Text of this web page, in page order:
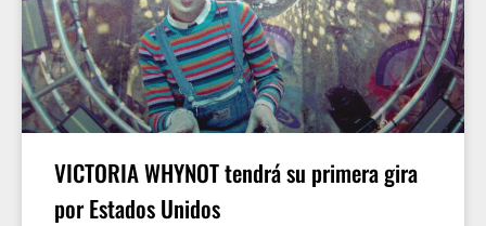
VICTORIA WHYNOT tendrá su primera gira
por Estados Unidos